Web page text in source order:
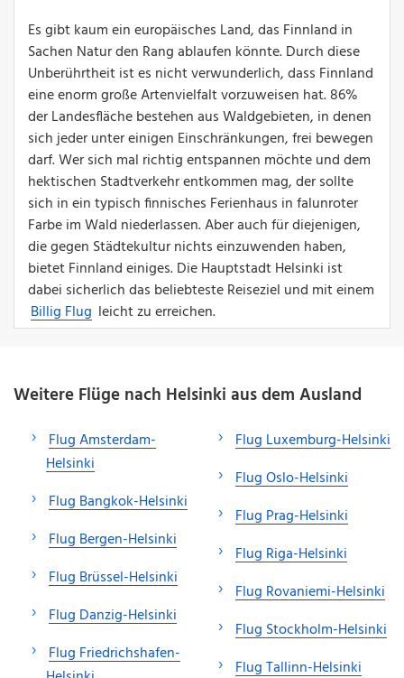
Es gibt kaum ein europäisches Land, das Finnland in
Sachen Natur den Rang ablaufen könnte. Durch diese
Unberührtheit ist es nicht verwunderlich, dass Finnland
eine enorm große Artenvielfalt vorzuweisen hat. 86%
der Landesfläche bestehen aus Waldgebieten, in denen
sich jeder unter einigen Einschränkungen, frei bewegen
darf. Wer sich mal richtig entspannen möchte und dem
hektischen Stadtverkehr entkommen mag, der sollte
sich in ein typisch finnisches Ferienhaus in falunroter
Farbe im Wald niederlassen. Aber auch für diejenigen,
die gegen Städtekultur nichts einzuwenden haben,
bietet Finnland einiges. Die Hauptstadt Helsinki ist
dabei sicherlich das beliebteste Reiseziel und mit einem
Billig Flug leicht zu erreichen.
Weitere Flüge nach Helsinki aus dem Ausland
Flug Amsterdam-
Helsinki
Flug Bangkok-Helsinki
Flug Bergen-Helsinki
Flug Brüssel-Helsinki
Flug Danzig-Helsinki
Flug Friedrichshafen-
Flug Luxemburg-Helsinki
Flug Oslo-Helsinki
Flug Prag-Helsinki
Flug Riga-Helsinki
Flug Rovaniemi-Helsinki
Flug Stockholm-Helsinki
Flug Tallinn-Helsinki